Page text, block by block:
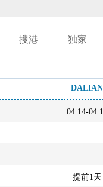
搜港 独家
DALIAN
04.14-
提前1天